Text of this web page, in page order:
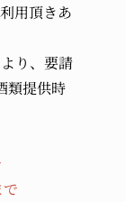
用頂きあ
り、要請
類提供時